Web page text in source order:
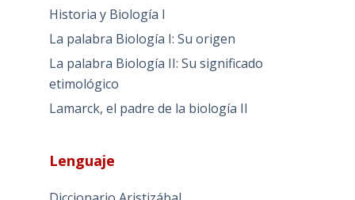
Historia y Biología I
La palabra Biología I: Su origen
La palabra Biología II: Su significado
etimológico
Lamarck, el padre de la biología II
Lenguaje